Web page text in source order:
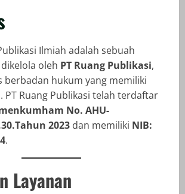
Ilmiah adalah sebuah
oleh PT Ruang Publikasi,
berbadan hukum yang memiliki
PT Ruang Publikasi telah terdaftar
No. AHU-
2023 dan memiliki NIB:
.
Layanan